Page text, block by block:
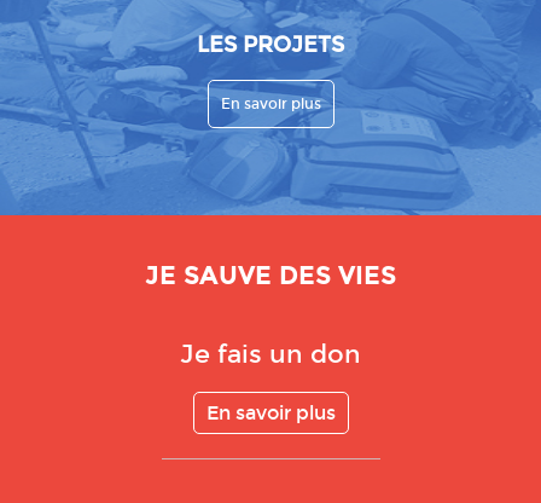
LES PROJETS
En savoir plus
JE SAUVE DES VIES
Je fais un don
En savoir plus